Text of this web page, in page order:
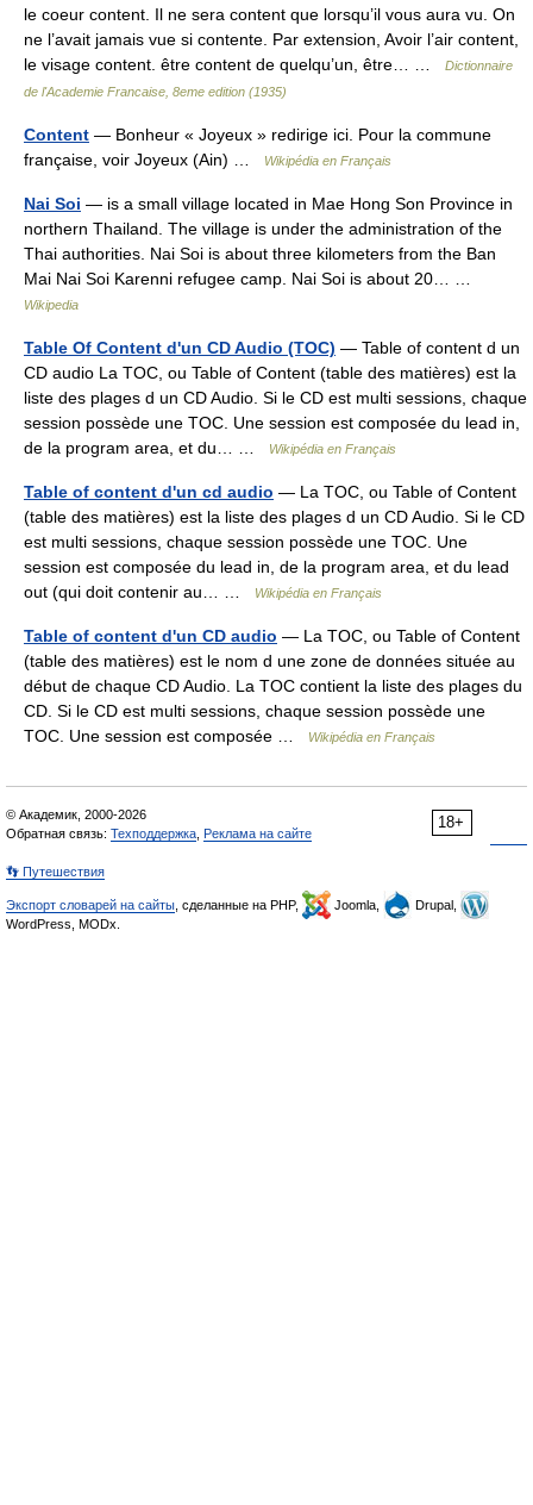
le coeur content. Il ne sera content que lorsqu’il vous aura vu. On
ne l’avait jamais vue si contente. Par extension, Avoir l’air content,
le visage content. être content de quelqu’un, être… …
Dictionnaire
de l'Academie Francaise, 8eme edition (1935)
Content — Bonheur « Joyeux » redirige ici. Pour la commune
française, voir Joyeux (Ain) …
Wikipédia en Français
Nai Soi — is a small village located in Mae Hong Son Province in
northern Thailand. The village is under the administration of the
Thai authorities. Nai Soi is about three kilometers from the Ban
Mai Nai Soi Karenni refugee camp. Nai Soi is about 20… …
Wikipedia
Table Of Content d'un CD Audio (TOC) — Table of content d un
CD audio La TOC, ou Table of Content (table des matières) est la
liste des plages d un CD Audio. Si le CD est multi sessions, chaque
session possède une TOC. Une session est composée du lead in,
de la program area, et du… …
Wikipédia en Français
Table of content d'un cd audio — La TOC, ou Table of Content
(table des matières) est la liste des plages d un CD Audio. Si le CD
est multi sessions, chaque session possède une TOC. Une
session est composée du lead in, de la program area, et du lead
out (qui doit contenir au… …
Wikipédia en Français
Table of content d'un CD audio — La TOC, ou Table of Content
(table des matières) est le nom d une zone de données située au
début de chaque CD Audio. La TOC contient la liste des plages du
CD. Si le CD est multi sessions, chaque session possède une
TOC. Une session est composée …
Wikipédia en Français
18+
© Академик, 2000-2026
Обратная связь: Техподдержка Реклама на сайте
👣 Путешествия
Экспорт словарей на сайты , сделанные на PHP, Joomla,
Drupal,
WordPress, MODx.